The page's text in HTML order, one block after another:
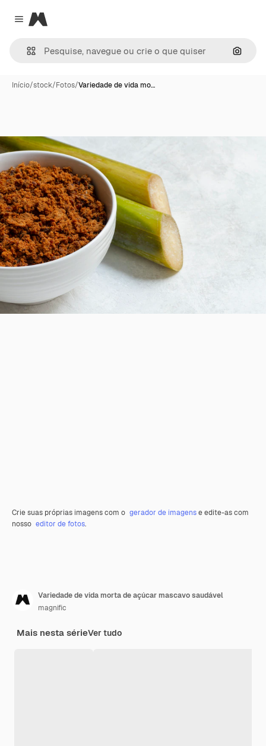
Close menu
Magnific
Início/stock/Fotos/Variedade de vida mo…
Crie suas próprias imagens com o gerador de imagense edite-as com
nosso editor de fotos.
Variedade de vida morta de açúcar mascavo saudável
magnific
Mais nesta sérieVer tudo